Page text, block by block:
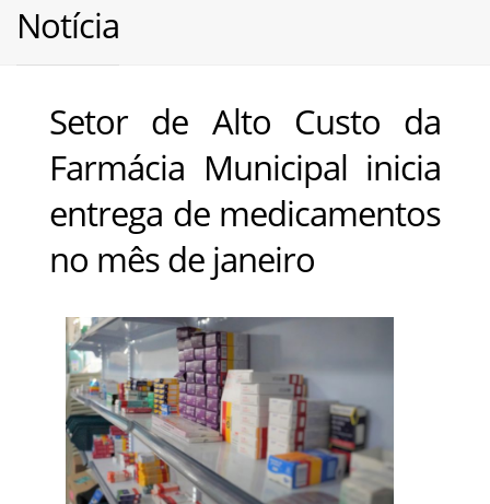
Notícia
Setor de Alto Custo da
Farmácia Municipal inicia
entrega de medicamentos
no mês de janeiro